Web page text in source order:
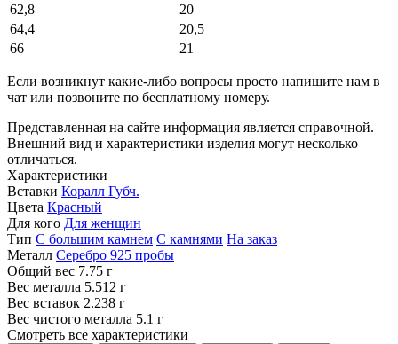
62,8
20
64,4
20,5
66
21
Если возникнут какие-либо вопросы просто напишите нам в
чат или позвоните по бесплатному номеру.
Представленная на сайте информация является справочной.
Внешний вид и характеристики изделия могут несколько
отличаться.
Характеристики
Вставки Коралл Губч.
Цвета Красный
Для кого Для женщин
Тип С большим камнем С камнями На заказ
Металл Серебро 925 пробы
Общий вес 7.75 г
Вес металла 5.512 г
Вес вставок 2.238 г
Вес чистого металла 5.1 г
Смотреть все характеристики